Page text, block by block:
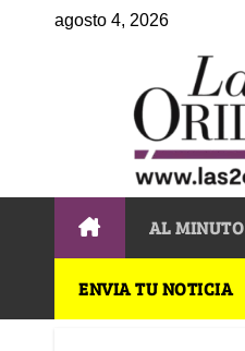
agosto 4, 2026
AL MINUTO
ENVIA TU NOTICIA